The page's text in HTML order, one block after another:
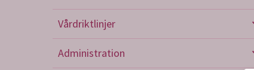
Vårdriktlinjer
Administration